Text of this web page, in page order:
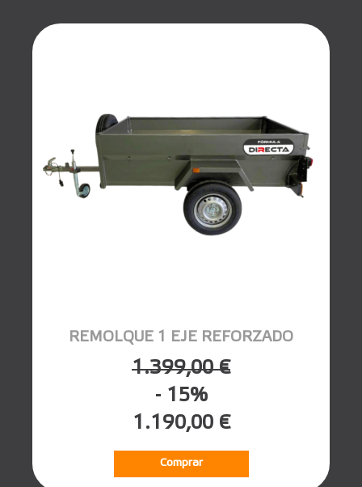
REMOLQUE 1 EJE REFORZADO
1.399,00 €
- 15%
1.190,00 €
Comprar